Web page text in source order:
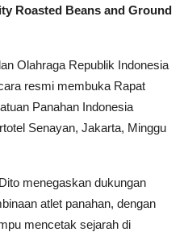
Roasted Beans and Ground
Olahraga Republik Indonesia
resmi membuka Rapat
Panahan Indonesia
Senayan, Jakarta, Minggu
menegaskan dukungan
atlet panahan, dengan
mencetak sejarah di